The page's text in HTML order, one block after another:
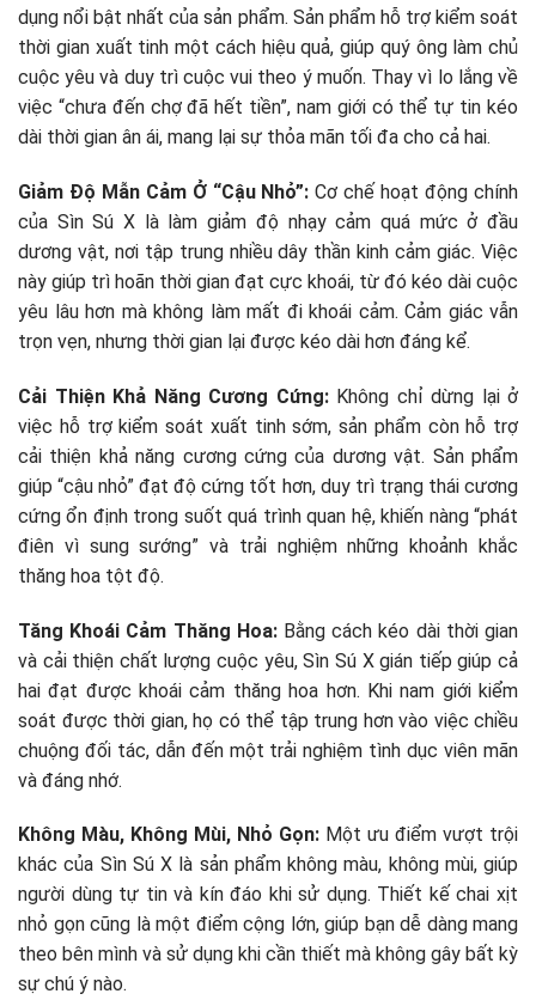
dụng nổi bật nhất của sản phẩm. Sản phẩm hỗ trợ kiểm soát
thời gian xuất tinh một cách hiệu quả, giúp quý ông làm chủ
cuộc yêu và duy trì cuộc vui theo ý muốn. Thay vì lo lắng về
việc “chưa đến chợ đã hết tiền”, nam giới có thể tự tin kéo
dài thời gian ân ái, mang lại sự thỏa mãn tối đa cho cả hai.
Giảm Độ Mẫn Cảm Ở “Cậu Nhỏ”: Cơ chế hoạt động chính
của Sìn Sú X là làm giảm độ nhạy cảm quá mức ở đầu
dương vật, nơi tập trung nhiều dây thần kinh cảm giác. Việc
này giúp trì hoãn thời gian đạt cực khoái, từ đó kéo dài cuộc
yêu lâu hơn mà không làm mất đi khoái cảm. Cảm giác vẫn
trọn vẹn, nhưng thời gian lại được kéo dài hơn đáng kể.
Cải Thiện Khả Năng Cương Cứng:Không chỉ dừng lại ở
việc hỗ trợ kiểm soát xuất tinh sớm, sản phẩm còn hỗ trợ
cải thiện khả năng cương cứng của dương vật. Sản phẩm
giúp “cậu nhỏ” đạt độ cứng tốt hơn, duy trì trạng thái cương
cứng ổn định trong suốt quá trình quan hệ, khiến nàng “phát
điên vì sung sướng” và trải nghiệm những khoảnh khắc
thăng hoa tột độ.
Tăng Khoái Cảm Thăng Hoa:Bằng cách kéo dài thời gian
và cải thiện chất lượng cuộc yêu, Sìn Sú X gián tiếp giúp cả
hai đạt được khoái cảm thăng hoa hơn. Khi nam giới kiểm
soát được thời gian, họ có thể tập trung hơn vào việc chiều
chuộng đối tác, dẫn đến một trải nghiệm tình dục viên mãn
và đáng nhớ.
Không Màu, Không Mùi, Nhỏ Gọn: Một ưu điểm vượt trội
khác của Sìn Sú X là sản phẩm không màu, không mùi, giúp
người dùng tự tin và kín đáo khi sử dụng. Thiết kế chai xịt
nhỏ gọn cũng là một điểm cộng lớn, giúp bạn dễ dàng mang
theo bên mình và sử dụng khi cần thiết mà không gây bất kỳ
sự chú ý nào.